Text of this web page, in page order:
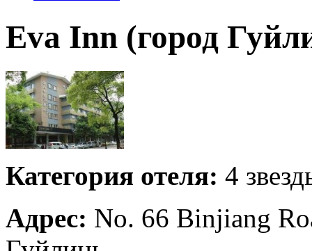
Eva Inn (город
Категория отеля: 4
Адрес: No. 66 Binjiang